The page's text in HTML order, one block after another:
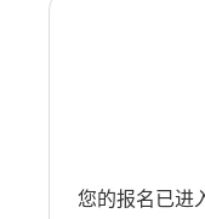
您的报名已进